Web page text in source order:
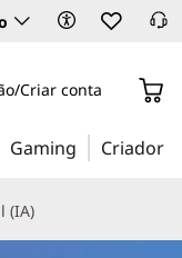
Criar conta
Gaming Criador
(IA)